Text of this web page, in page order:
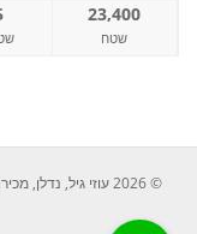
23,400
שטח